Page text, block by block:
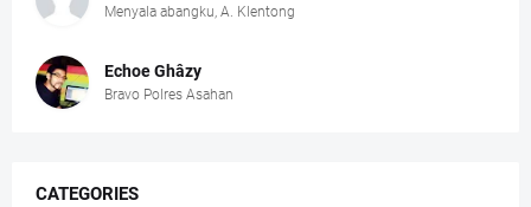
Menyala abangku, A. Klentong
Echoe Ghâzy
Bravo Polres Asahan
CATEGORIES